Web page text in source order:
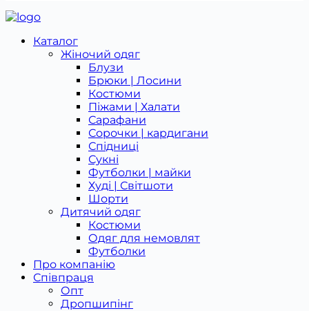
Каталог
Жіночий одяг
Блузи
Брюки | Лосини
Костюми
Піжами | Халати
Сарафани
Сорочки | кардигани
Спідниці
Сукні
Футболки | майки
Худі | Світшоти
Шорти
Дитячий одяг
Костюми
Одяг для немовлят
Футболки
Про компанію
Співпраця
Опт
Дропшипінг